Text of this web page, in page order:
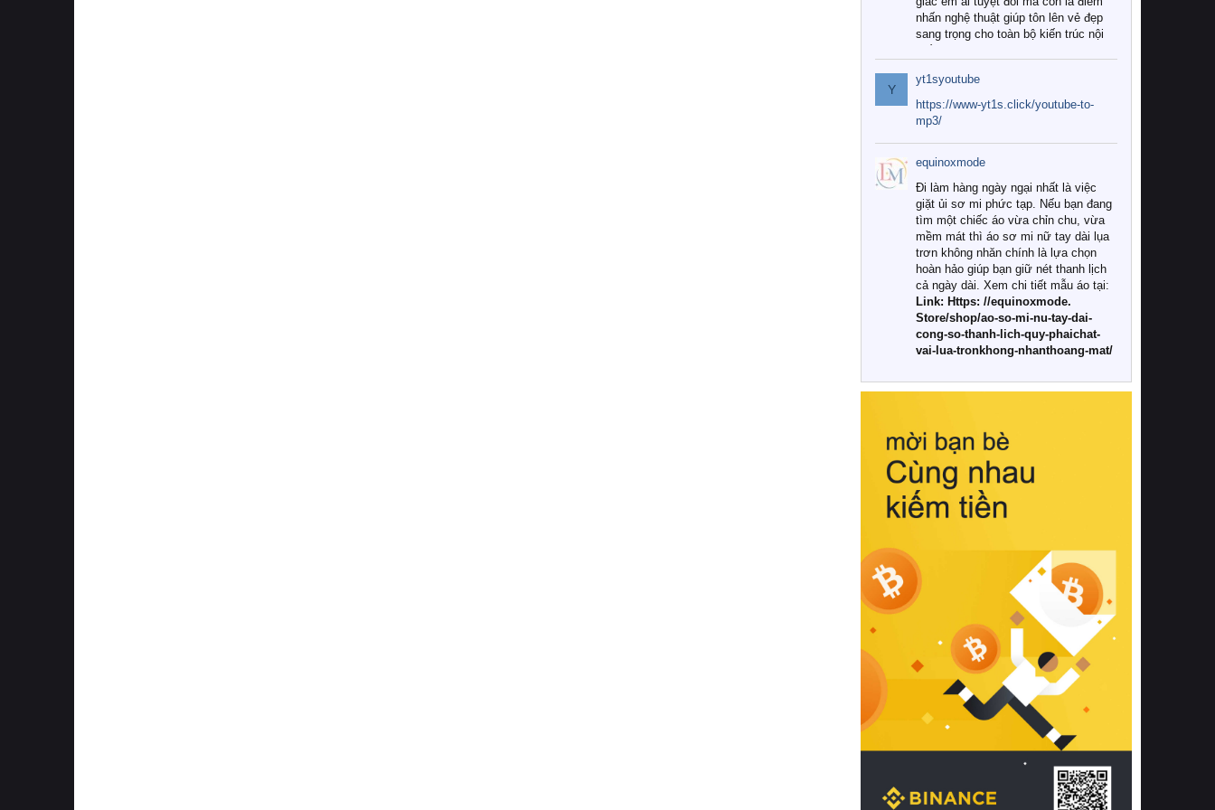
nhấn nghệ thuật giúp tôn lên vẻ đẹp
sang trọng cho toàn bộ kiến trúc nội
Tuy nhiên, giữa thị trường đa dạng
với vô vàn thương hiệu và mẫu mã
như hiện nay, làm thế nào để chọn
được những bộ chăn ga gối đệm cao
cấp thực sự chất lượng, phù hợp với
khí hậu và nhu cầu sử dụng của gia
đình? Hãy cùng chúng tôi đi tìm lời
giải đáp chi tiết qua bài viết dưới đây.
1. Tại sao các gia đình hiện đại lại ưa
chuộng chăn ga gối đệm cao cấp?
Khác với các dòng sản phẩm thông
thường, những bộ chăn ga gối đệm
cao cấp trải qua quy trình sản xuất
nghiêm ngặt từ khâu chọn lọc nguyên
liệu tự nhiên đến công nghệ dệt
nhuộm hiện đại không chứa hóa chất
này, bạn sẽ cảm nhận rõ rệt sự khác
hồi chuẩn xác của phần đệm nâng đỡ
cột sống.
Bên cạnh đó, việc lựa chọn các dòng
sản phẩm đạt chuẩn chất lượng quốc
tế còn giúp ngăn ngừa tình trạng kích
khuẩn và nấm mốc trong điều kiện
thời tiết nóng ẩm. Bạn có thể tìm hiểu
thêm các nghiên cứu khoa học về tác
động của giấc ngủ và môi trường
phòng ngủ đối với sức khỏe con
người tại Sleep Foundation (External
Link) để có cái nhìn toàn diện hơn.
2. Các tiêu chí vàng khi lựa chọn
chăn ga gối đệm cao cấp cho phòng
ngủ
Để sở hữu một bộ chăn ga gối đệm
cao cấp hoàn hảo cả về thẩm mỹ lẫn
công năng, người tiêu dùng cần cân
nhắc kỹ lưỡng các tiêu chí quan trọng
Y
yt1syoutube
https://www-yt1s.click/youtube-to-
mp3/
equinoxmode
Đi làm hàng ngày ngại nhất là việc
giặt ủi sơ mi phức tạp. Nếu bạn đang
tìm một chiếc áo vừa chỉn chu, vừa
mềm mát thì áo sơ mi nữ tay dài lụa
trơn không nhăn chính là lựa chọn
hoàn hảo giúp bạn giữ nét thanh lịch
cả ngày dài. Xem chi tiết mẫu áo tại:
Link: Https: //equinoxmode.
Store/shop/ao-so-mi-nu-tay-dai-
cong-so-thanh-lich-quy-phaichat-
vai-lua-tronkhong-nhanthoang-mat/